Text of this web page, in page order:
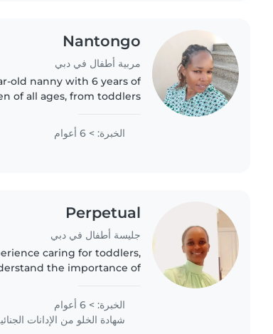
Nantongo
مربية أطفال في دبي
old nanny with 6 years of
of all ages, from toddlers
through..
الخبرة: > 6 أعوام
Perpetual
جليسة أطفال في دبي
caring for toddlers,
the importance of
I'm comfortable with..
الخبرة: > 6 أعوام
شهادة الخلو من الإدانات